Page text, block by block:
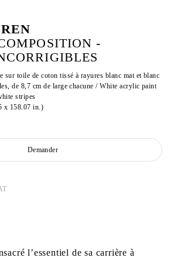
-
sur toile de coton tissé à rayures blanc mat et blanc
de 8,7 cm de large chacune / White acrylic paint
stripes
x 158.07 in.)
Demander
l’essentiel de sa carrière à